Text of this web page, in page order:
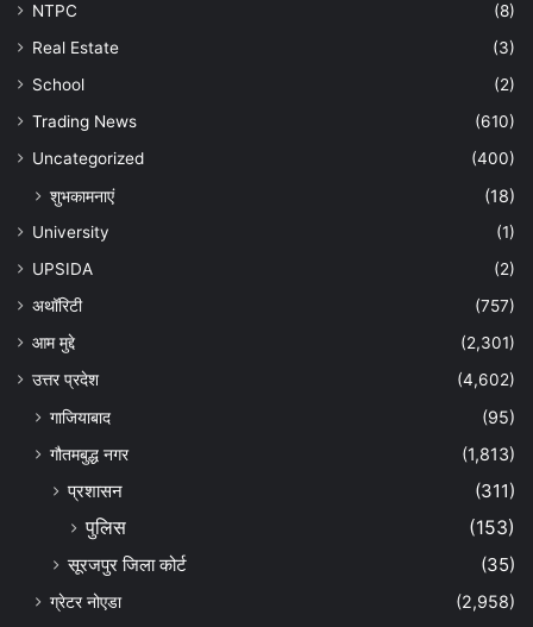
NTPC
(8)
Real Estate
(3)
School
(2)
Trading News
(610)
Uncategorized
(400)
शुभकामनाएं (18)
University
(1)
UPSIDA
(2)
अथॉरिटी
(757)
आम मुद्दे
(2,301)
उत्तर प्रदेश
(4,602)
गाजियाबाद
(95)
गौतमबुद्ध नगर
(1,813)
प्रशासन
(311)
पुलिस
(153)
सूरजपुर जिला कोर्ट
(35)
ग्रेटर नोएडा
(2,958)